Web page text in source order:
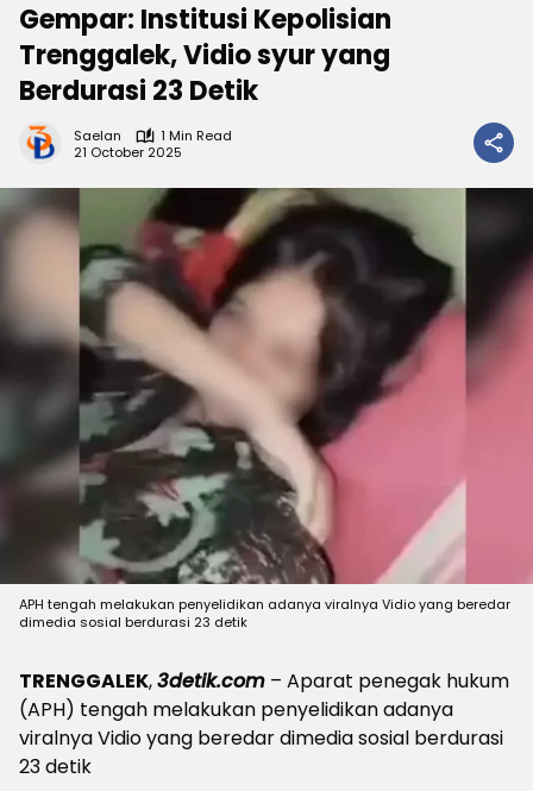
Gempar: Institusi Kepolisian
Trenggalek, Vidio syur yang
Berdurasi 23 Detik
Saelan
1 Min Read
21 October 2025
APH tengah melakukan penyelidikan adanya viralnya Vidio yang beredar
dimedia sosial berdurasi 23 detik
TRENGGALEK,3detik.com – Aparat penegak hukum
(APH) tengah melakukan penyelidikan adanya
viralnya Vidio yang beredar dimedia sosial berdurasi
23 detik